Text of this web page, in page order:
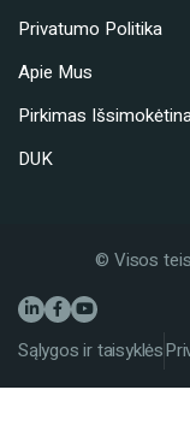
Privatumo Politika
Apie Mus
Pirkimas
DUK
© Visos
Sąlygos ir taisyklės